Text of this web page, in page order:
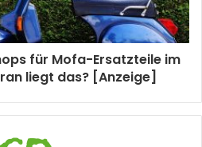
für Mofa-Ersatzteile im
liegt das? [Anzeige]